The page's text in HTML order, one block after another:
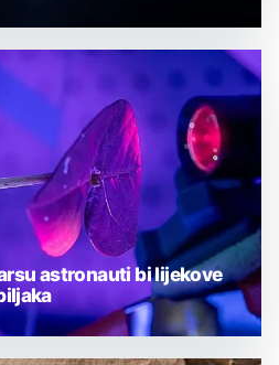
astronauti bi lijekove